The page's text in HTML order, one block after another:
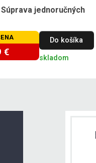
jednoručných
€
Do košíka
skladom